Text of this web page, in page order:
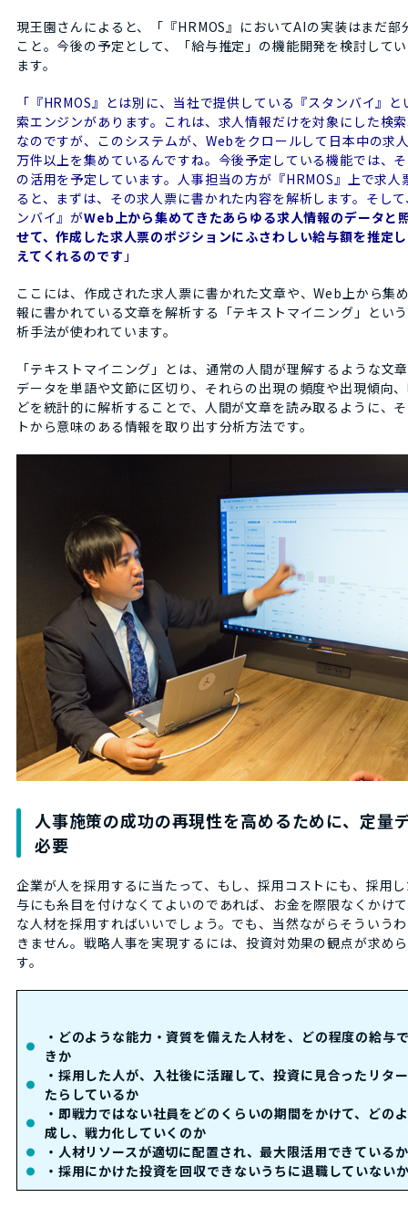
現王園さんによると、「『HRMOS』においてAIの実装はまだ部
こと。今後の予定として、「給与推定」の機能開発を検討して
ます。
「『HRMOS』とは別に、当社で提供している『スタンバイ』
索エンジンがあります。これは、求人情報だけを対象にした検
なのですが、このシステムが、Webをクロールして日本中の求
万件以上を集めているんですね。今後予定している機能では、
の活用を予定しています。人事担当の方が『HRMOS』上で求人
ると、まずは、その求人票に書かれた内容を解析します。そし
ンバイ』がWeb上から集めてきたあらゆる求人情報のデータと
せて、作成した求人票のポジションにふさわしい給与額を推定
えてくれるのです 」
ここには、作成された求人票に書かれた文章や、Web上から集
報に書かれている文章を解析する「テキストマイニング」とい
析手法が使われています。
「テキストマイニング」とは、通常の人間が理解するような文
データを単語や文節に区切り、それらの出現の頻度や出現傾向
どを統計的に解析することで、人間が文章を読み取るように、
トから意味のある情報を取り出す分析方法です。
人事施策の成功の再現性を高めるために、定量
必要
企業が人を採用するに当たって、もし、採用コストにも、採用
与にも糸目を付けなくてよいのであれば、お金を際限なくかけ
な人材を採用すればいいでしょう。でも、当然ながらそういう
きません。戦略人事を実現するには、投資対効果の観点が求め
す。
・どのような能力・資質を備えた人材を、どの程度の給与
きか
・採用した人が、入社後に活躍して、投資に見合ったリタ
たらしているか
・即戦力ではない社員をどのくらいの期間をかけて、どの
成し、戦力化していくのか
・人材リソースが適切に配置され、最大限活用できているか
・採用にかけた投資を回収できないうちに退職していない